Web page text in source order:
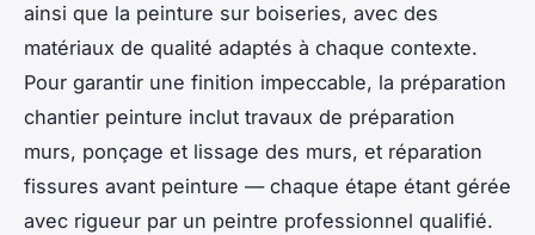
ainsi que la peinture sur boiseries, avec des
matériaux de qualité adaptés à chaque contexte.
Pour garantir une finition impeccable, la préparation
chantier peinture inclut travaux de préparation
murs, ponçage et lissage des murs, et réparation
fissures avant peinture — chaque étape étant gérée
avec rigueur par un peintre professionnel qualifié.